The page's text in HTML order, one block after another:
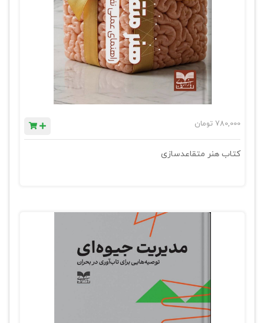
780,000 تومان
کتاب هنر متقاعدسازی